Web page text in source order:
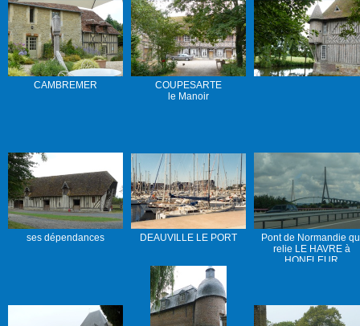
CAMBREMER
COUPESARTE
le Manoir
ses dépendances DEAUVILLE LE PORT
Pont de Normandie
relie LE HAVRE à
HONFLEUR